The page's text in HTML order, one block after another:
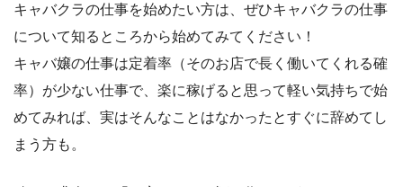
キャバクラの仕事を始めたい方は、ぜひキャバクラの仕事
について知るところから始めてみてください！
キャバ嬢の仕事は定着率（そのお店で長く働いてくれる確
率）が少ない仕事で、楽に稼げると思って軽い気持ちで始
めてみれば、実はそんなことはなかったとすぐに辞めてし
まう方も。